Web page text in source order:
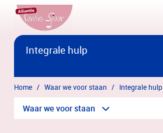
Overslaan en naar hoofdinhoud gaan
Integrale hulp
Home Waar we voor staan Integrale hulp
Waar we voor staan